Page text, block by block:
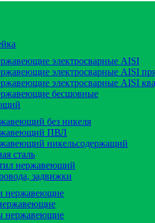
электросварные AISI
электросварные AISI
электросварные AISI
бесшовные
без никеля
ПВЛ
никельсодержащий
сталь
нержавеющий
задвижки
нержавеющие
нержавеющие